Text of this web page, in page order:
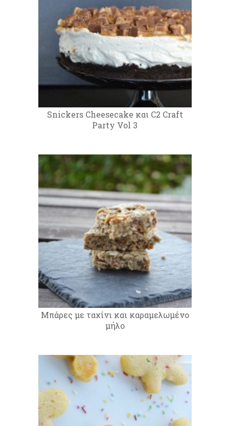
Snickers Cheesecake και C2 Craft
Party Vol 3
Μπάρες με ταχίνι και καραμελωμένο
μήλο